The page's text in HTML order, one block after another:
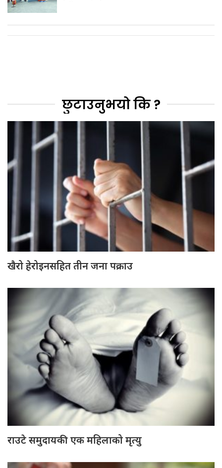
छुटाउनुभयो कि ?
खैरो हेरोइनसहित तीन जना पक्राउ
राउटे समुदायकी एक महिलाको मृत्यु